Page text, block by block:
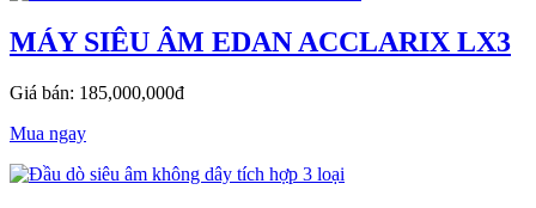
MÁY SIÊU ÂM EDAN ACCLARIX LX3
Giá bán: 185,000,000đ
Mua ngay